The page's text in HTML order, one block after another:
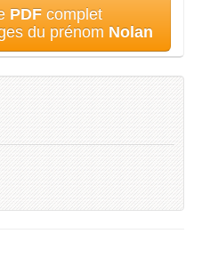
PDF complet
du prénom Nolan